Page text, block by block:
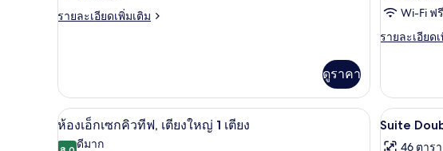
กดับเบิล
รายละเอียดเพิ่มเติม
ราย
กับ
ห้อง
คลาส
สิ
กดับเบิล
ดูราคา
เรีย Wi-Fi ฟรี
รายละเอียด
ราย
เกี่ยว
กับ
ห้อง
เปิด
ภาพถ่าย
เครื่องนอนระดับพรีเมียม, ผ้านวมขนเป็ด, มินิบาร์,
3
ห้องเอ็กเซกคิวทีฟ, เตียงใหญ่ 1 เตียง
ดีมาก
เปิด
ภาพถ่าย
4
Suite
46 ตาร